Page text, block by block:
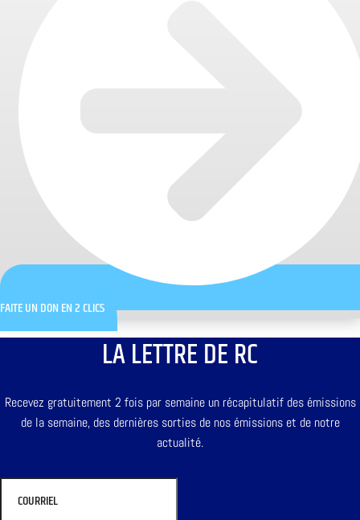
FAITE UN DON EN 2 CLICS
LA LETTRE DE RC
Recevez gratuitement 2 fois par semaine un récapitulatif des émissions
de la semaine, des dernières sorties de nos émissions et de notre
actualité.